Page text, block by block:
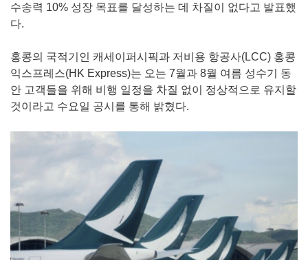
수송력 10% 성장 목표를 달성하는 데 차질이 없다고 발표했
다.
홍콩의 국적기인 캐세이퍼시픽과 저비용 항공사(LCC) 홍콩
익스프레스(HK Express)는 오는 7월과 8월 여름 성수기 동
안 고객들을 위해 비행 일정을 차질 없이 정상적으로 유지할
것이라고 수요일 공시를 통해 밝혔다.